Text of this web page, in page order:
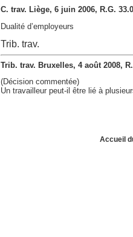
C. trav. Liège, 6 juin 2006, R.G.
Dualité d’employeurs
Trib. trav.
Trib. trav. Bruxelles, 4 août 2008,
(Décision commentée)
Un travailleur peut-il être lié à
Accueil